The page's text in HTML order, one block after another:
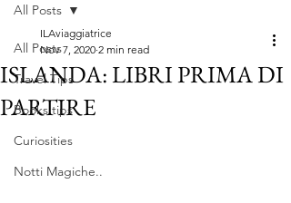
All Posts
Travel Tips
Books tips
Curiosities
Notti Magiche..
All Posts
ISLANDA: LIBRI PRIMA DI
PARTIRE
ILAviaggiatrice
Nov 7, 2020 2 min read